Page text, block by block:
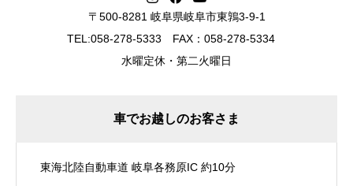
〒500-8281 岐阜県岐阜市東鶉3-9-1
TEL:058-278-5333 FAX：058-278-5334
水曜定休・第二火曜日
車でお越しのお客さま
東海北陸自動車道 岐阜各務原IC 約10分